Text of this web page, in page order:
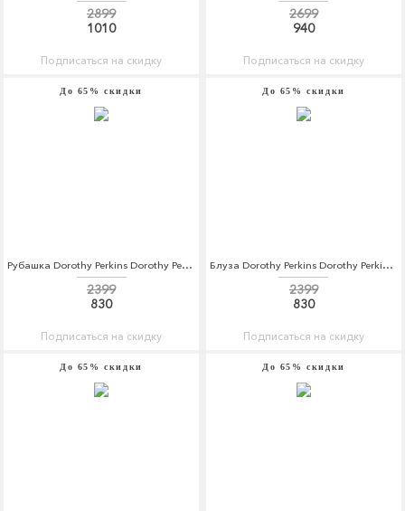
2899
1010
Подписаться на скидку
2699
940
Подписаться на скидку
До 65% скидки
Рубашка Dorothy Perkins Dorothy Perkins DO005EWBVPV3
2399
830
Подписаться на скидку
До 65% скидки
Блуза Dorothy Perkins Dorothy Perkins DO005EWCCTO8
2399
830
Подписаться на скидку
До 65% скидки До 65% скидки